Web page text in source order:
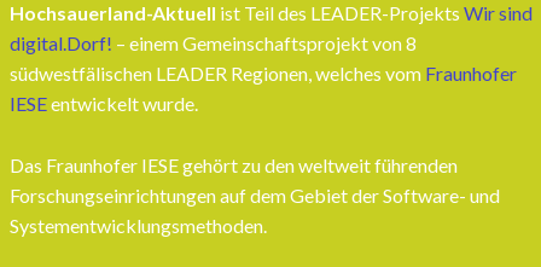
Hochsauerland-Aktuell ist Teil des LEADER-Projekts Wir sind
digital.Dorf! – einem Gemeinschaftsprojekt von 8
südwestfälischen LEADER Regionen, welches vom Fraunhofer
IESEentwickelt wurde.
Das Fraunhofer IESE gehört zu den weltweit führenden
Forschungseinrichtungen auf dem Gebiet der Software- und
Systementwicklungsmethoden.